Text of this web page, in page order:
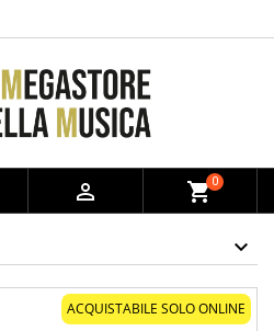
 shopping_cart0
ACQUISTABILE SOLO ONLINE